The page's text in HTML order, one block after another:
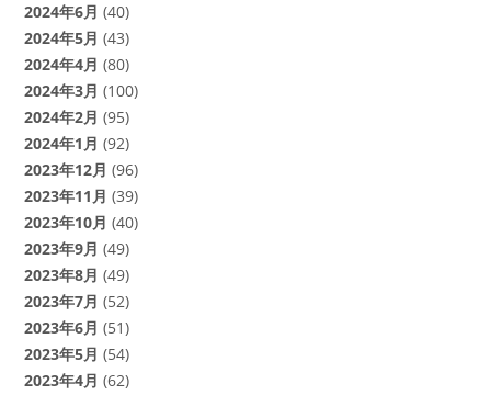
2024年6月 (40)
2024年5月 (43)
2024年4月 (80)
2024年3月 (100)
2024年2月 (95)
2024年1月 (92)
2023年12月 (96)
2023年11月 (39)
2023年10月 (40)
2023年9月 (49)
2023年8月 (49)
2023年7月 (52)
2023年6月 (51)
2023年5月 (54)
2023年4月 (62)